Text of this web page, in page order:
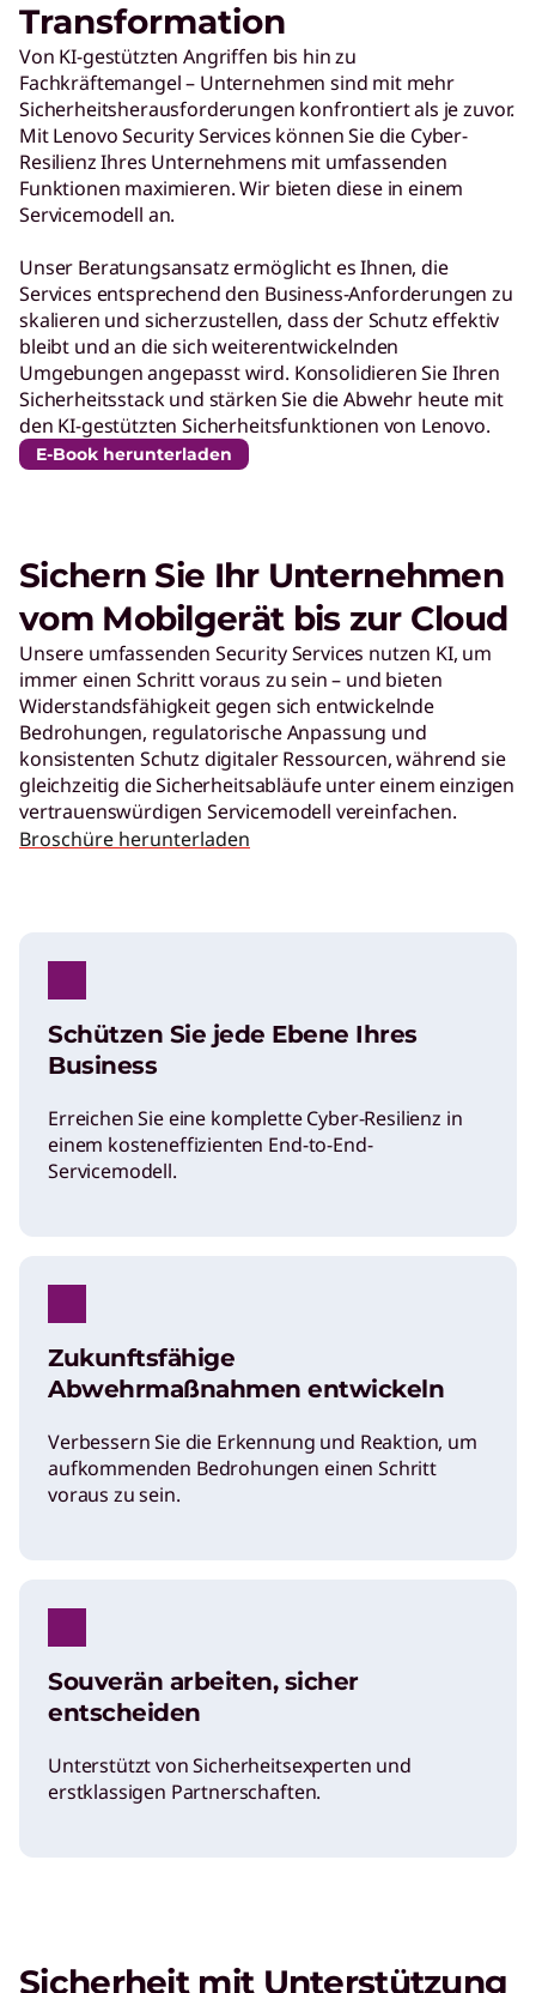
Transformation
Von KI-gestützten Angriffen bis hin zu
Fachkräftemangel – Unternehmen sind mit mehr
Sicherheitsherausforderungen konfrontiert als je zuvor.
Mit Lenovo Security Services können Sie die Cyber-
Resilienz Ihres Unternehmens mit umfassenden
Funktionen maximieren. Wir bieten diese in einem
Servicemodell an.
Unser Beratungsansatz ermöglicht es Ihnen, die
Services entsprechend den Business-Anforderungen zu
skalieren und sicherzustellen, dass der Schutz effektiv
bleibt und an die sich weiterentwickelnden
Umgebungen angepasst wird. Konsolidieren Sie Ihren
Sicherheitsstack und stärken Sie die Abwehr heute mit
den KI-gestützten Sicherheitsfunktionen von Lenovo.
E-Book herunterladen
Sichern Sie Ihr Unternehmen
vom Mobilgerät bis zur Cloud
Unsere umfassenden Security Services nutzen KI, um
immer einen Schritt voraus zu sein – und bieten
Widerstandsfähigkeit gegen sich entwickelnde
Bedrohungen, regulatorische Anpassung und
konsistenten Schutz digitaler Ressourcen, während sie
gleichzeitig die Sicherheitsabläufe unter einem einzigen
vertrauenswürdigen Servicemodell vereinfachen.
Broschüre herunterladen
Schützen Sie jede Ebene Ihres
Business
Erreichen Sie eine komplette Cyber-Resilienz in
einem kosteneffizienten End-to-End-
Servicemodell.
Zukunftsfähige
Abwehrmaßnahmen entwickeln
Verbessern Sie die Erkennung und Reaktion, um
aufkommenden Bedrohungen einen Schritt
voraus zu sein.
Souverän arbeiten, sicher
entscheiden
Unterstützt von Sicherheitsexperten und
erstklassigen Partnerschaften.
Sicherheit mit Unterstützung